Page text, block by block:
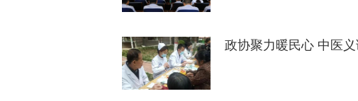
政协聚力暖民心 中医